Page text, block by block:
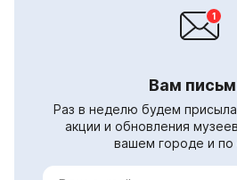
Вам
Раз в неделю будем
акции и обновления
вашем городе и по